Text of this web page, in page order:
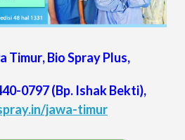
Timur, Bio Spray Plus,
0797(Bp. Ishak Bekti),
jawa-timur